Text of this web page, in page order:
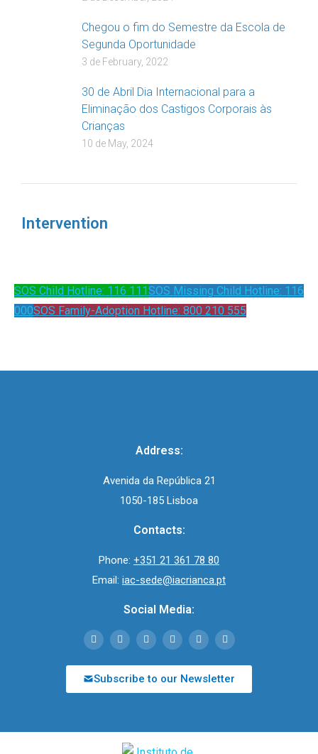
Chegou o fim do Semestre da Escola de
Segunda Oportunidade
3 de February, 2022
30 de Abril Dia Internacional para a
Eliminação dos Castigos Corporais às
Crianças
10 de May, 2024
Intervention
SOS Child Hotline: 116 111SOS Missing Child Hotline: 116
000SOS Family-Adoption Hotline: 800 210 555
Address:
Avenida da República 21
1050-185 Lisboa
Contacts:
Phone: +351 21 361 78 80
Email: iac-sede@iacrianca.pt
Social Media:
Subscribe to our Newsletter